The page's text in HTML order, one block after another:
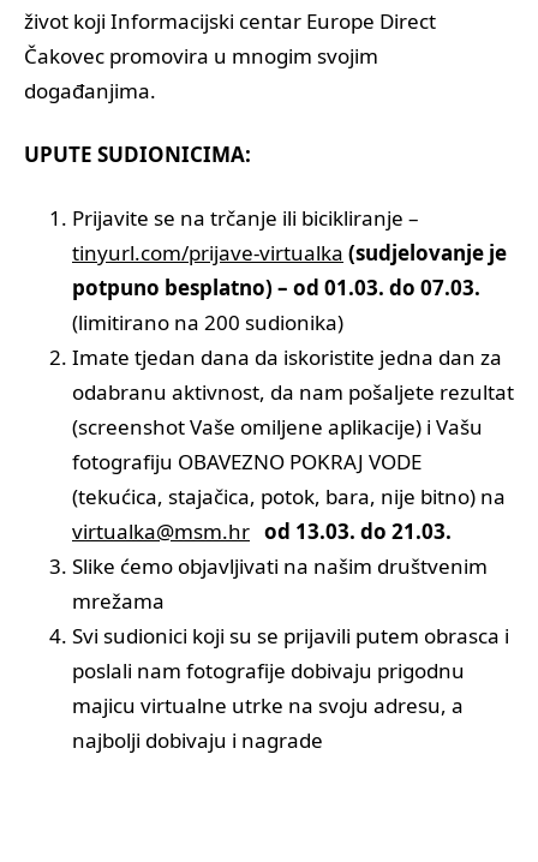
život koji Informacijski centar Europe Direct
Čakovec promovira u mnogim svojim
događanjima.
UPUTE SUDIONICIMA:
Prijavite se na trčanje ili bicikliranje –
tinyurl.com/prijave-virtualka (sudjelovanje je
potpuno besplatno) – od 01.03. do 07.03.
(limitirano na 200 sudionika)
Imate tjedan dana da iskoristite jedna dan za
odabranu aktivnost, da nam pošaljete rezultat
(screenshot Vaše omiljene aplikacije) i Vašu
fotografiju OBAVEZNO POKRAJ VODE
(tekućica, stajačica, potok, bara, nije bitno) na
virtualka@msm.hr od 13.03. do 21.03.
Slike ćemo objavljivati na našim društvenim
mrežama
Svi sudionici koji su se prijavili putem obrasca i
poslali nam fotografije dobivaju prigodnu
majicu virtualne utrke na svoju adresu, a
najbolji dobivaju i nagrade